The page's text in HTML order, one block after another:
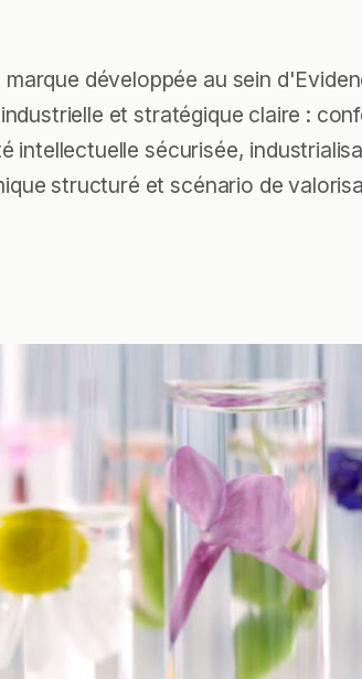
marque développée au sein
et stratégique claire :
intellectuelle sécurisée,
structuré et scénario de